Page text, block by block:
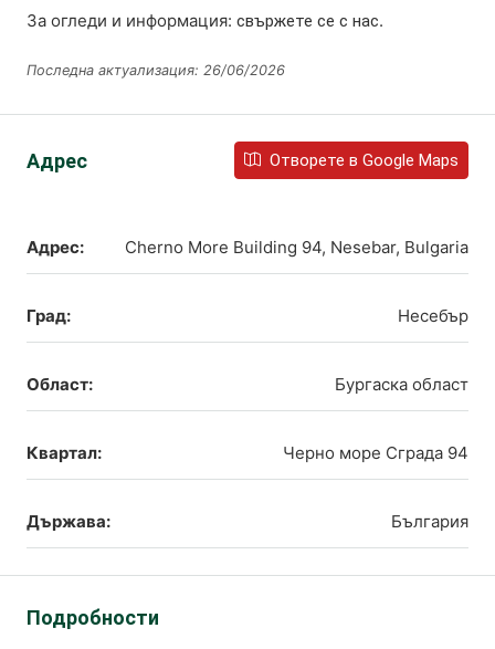
За огледи и информация: свържете се с нас.
Последна актуализация: 26/06/2026
Адрес Отворете в Google Maps
Адрес: Cherno More Building 94, Nesebar, Bulgaria
Град: Несебър
Област: Бургаска област
Квартал: Черно море Сграда 94
Държава: България
Подробности